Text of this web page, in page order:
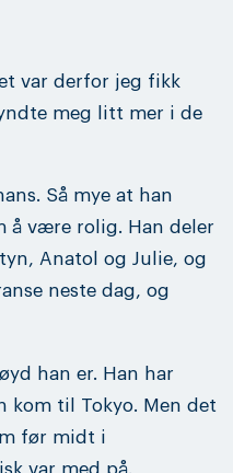
var derfor jeg fikk
meg litt mer i de
Så mye at han
å være rolig. Han deler
Anatol og Julie, og
neste dag, og
han er. Han har
til Tokyo. Men det
før midt i
var med på.